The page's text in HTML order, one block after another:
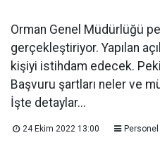
Orman Genel Müdürlüğü
gerçekleştiriyor. Yapılan
kişiyi istihdam edecek.
Başvuru şartları neler ve
İşte detaylar...
24 Ekim 2022 13:00 Personel